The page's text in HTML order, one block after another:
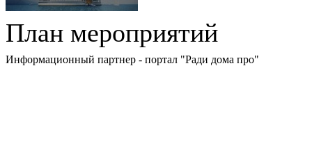
План мероприятий
Информационный партнер - портал "Ради дома про"